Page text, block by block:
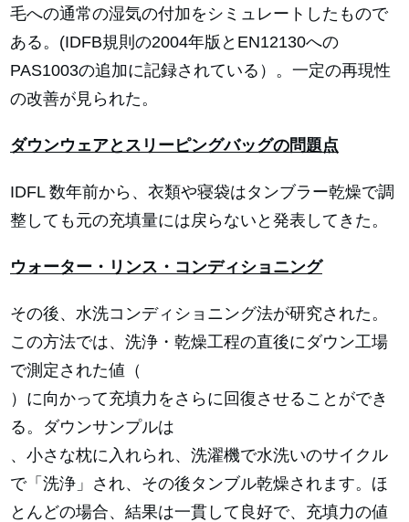
毛への通常の湿気の付加をシミュレートしたもので
ある。(IDFB規則の2004年版とEN12130への
PAS1003の追加に記録されている）。一定の再現性
の改善が見られた。
ダウンウェアとスリーピングバッグの問題点
IDFL 数年前から、衣類や寝袋はタンブラー乾燥で調
整しても元の充填量には戻らないと発表してきた。
ウォーター・リンス・コンディショニング
その後、水洗コンディショニング法が研究された。
この方法では、洗浄・乾燥工程の直後にダウン工場
で測定された値（
）に向かって充填力をさらに回復させることができ
る。ダウンサンプルは
、小さな枕に入れられ、洗濯機で水洗いのサイクル
で「洗浄」され、その後タンブル乾燥されます。ほ
とんどの場合、結果は一貫して良好で、充填力の値